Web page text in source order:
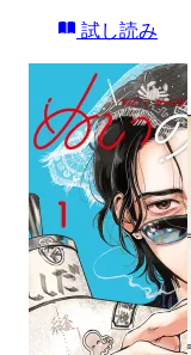
試し読み